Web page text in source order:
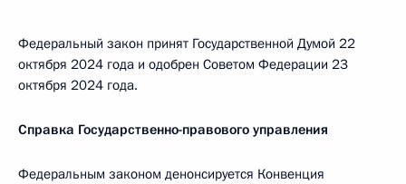
Федеральный закон принят Государственной Думой 22
октября 2024 года и одобрен Советом Федерации 23
октября 2024 года.
Справка Государственно-правового управления
Федеральным законом денонсируется Конвенция